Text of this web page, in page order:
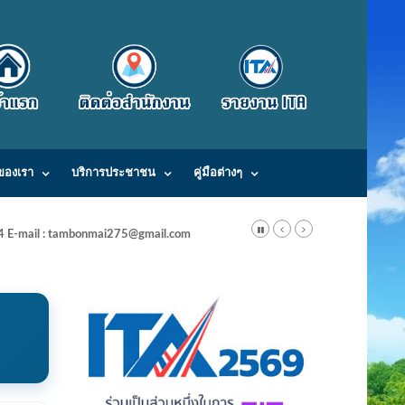
งเรา บริการประชาชน คู่มือต่างๆ
mail : tambonmai275@gmail.com